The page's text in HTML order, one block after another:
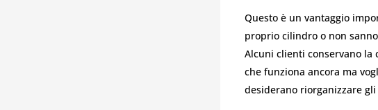
Questo è un vantaggio
proprio cilindro o non
Alcuni clienti conservano la
che funziona ancora ma
desiderano riorganizzare gli